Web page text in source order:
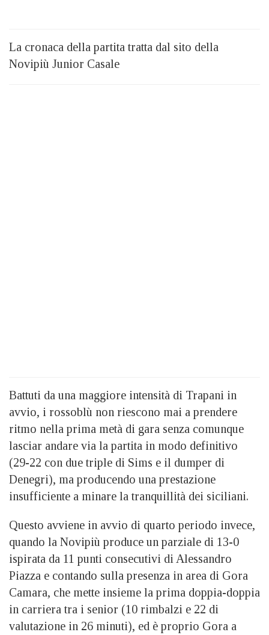
La cronaca della partita tratta dal sito della
Novipiù Junior Casale
Battuti da una maggiore intensità di Trapani in
avvio, i rossoblù non riescono mai a prendere
ritmo nella prima metà di gara senza comunque
lasciar andare via la partita in modo definitivo
(29-22 con due triple di Sims e il dumper di
Denegri), ma producendo una prestazione
insufficiente a minare la tranquillità dei siciliani.
Questo avviene in avvio di quarto periodo invece,
quando la Novipiù produce un parziale di 13-0
ispirata da 11 punti consecutivi di Alessandro
Piazza e contando sulla presenza in area di Gora
Camara, che mette insieme la prima doppia-doppia
in carriera tra i senior (10 rimbalzi e 22 di
valutazione in 26 minuti), ed è proprio Gora a